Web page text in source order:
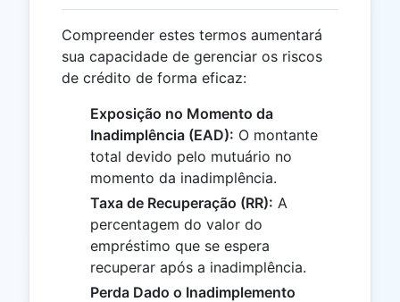
Compreender estes termos aumentará
sua capacidade de gerenciar os riscos
de crédito de forma eficaz:
Exposição no Momento da
Inadimplência (EAD): O montante
total devido pelo mutuário no
momento da inadimplência.
Taxa de Recuperação (RR): A
percentagem do valor do
empréstimo que se espera
recuperar após a inadimplência.
Perda Dado o Inadimplemento